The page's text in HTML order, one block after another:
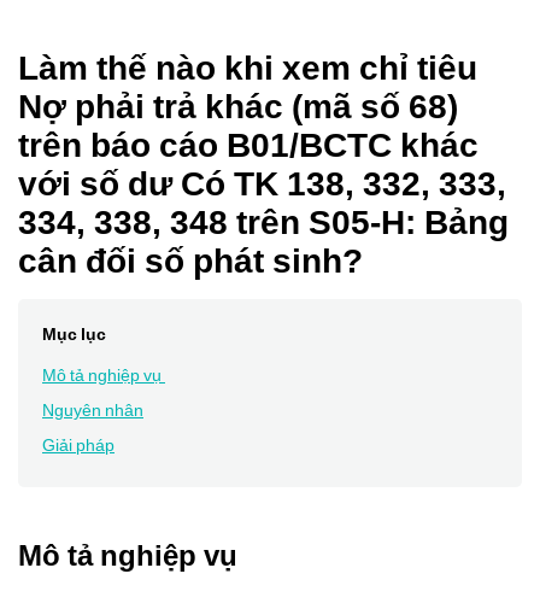
Làm thế nào khi xem chỉ tiêu
Nợ phải trả khác (mã số 68)
trên báo cáo B01/BCTC khác
với số dư Có TK 138, 332, 333,
334, 338, 348 trên S05-H: Bảng
cân đối số phát sinh?
Mục lục
Mô tả nghiệp vụ
Nguyên nhân
Giải pháp
Mô tả nghiệp vụ